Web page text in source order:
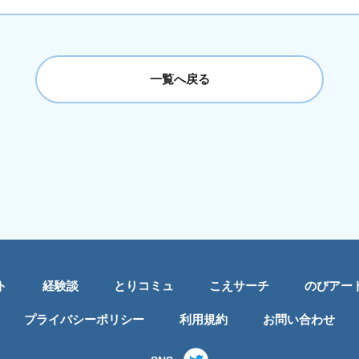
一覧へ戻る
経験談 とりコミュ こえサーチ のびアー
プライバシーポリシー 利用規約 お問い合わせ